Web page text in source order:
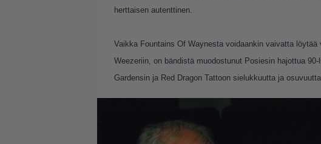
herttaisen autenttinen.
Vaikka Fountains Of Waynesta voidaankin vaivatta
Weezeriin, on bändistä muodostunut Posiesin hajottua
Gardensin ja Red Dragon Tattoon sielukkuutta ja